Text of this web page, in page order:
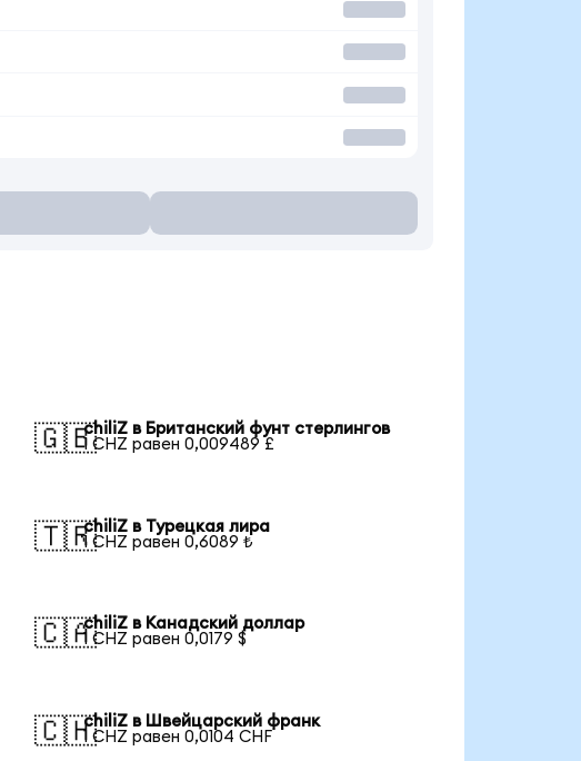
🇬🇧chiliZ в Британский фунт стерлингов
1 CHZ равен 0,009489 £
🇹🇷chiliZ в Турецкая лира
1 CHZ равен 0,6089 ₺
🇨🇦chiliZ в Канадский доллар
1 CHZ равен 0,0179 $
🇨🇭chiliZ в Швейцарский франк
1 CHZ равен 0,0104 CHF